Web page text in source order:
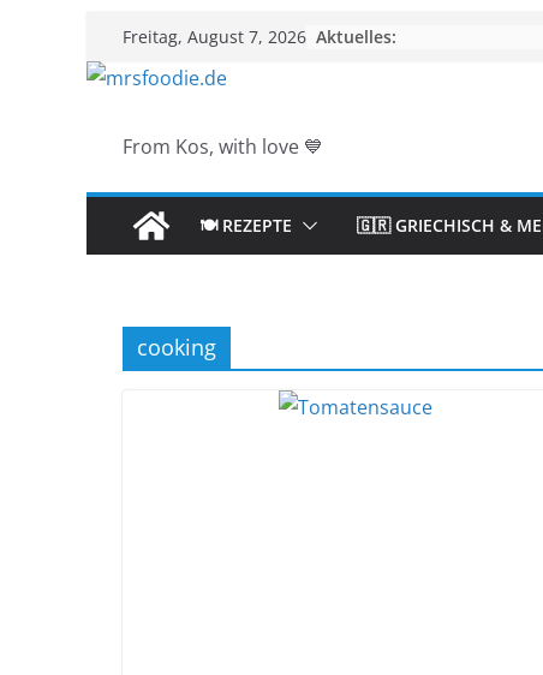
Zum
Inhalt
Freitag, August 7, 2026 Aktuelles:
From Kos, with love 💙
🍽️ REZEPTE 🇬🇷 GRIECHISCH &
cooking